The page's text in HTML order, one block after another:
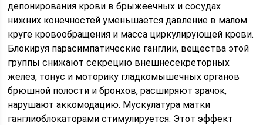
депонирования крови в брыжеечных и сосудах
нижних конечностей уменьшается давление в малом
круге кровообращения и масса циркулирующей крови.
Блокируя парасимпатические ганглии, вещества этой
группы снижают секрецию внешнесекреторных
желез, тонус и моторику гладкомышечных органов
брюшной полости и бронхов, расширяют зрачок,
нарушают аккомодацию. Мускулатура матки
ганглиоблокаторами стимулируется. Этот эффект